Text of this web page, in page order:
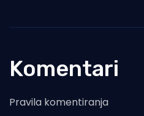
Komentari
Pravila komentiranja